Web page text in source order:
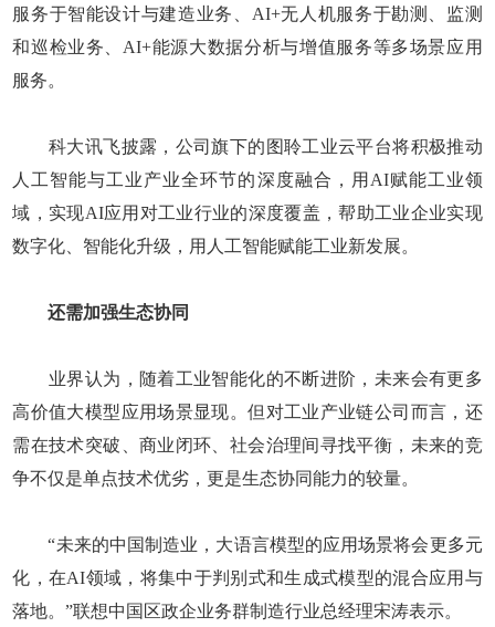
服务于智能设计与建造业务、AI+无人机服务于勘测、监测
和巡检业务、AI+能源大数据分析与增值服务等多场景应用
服务。
科大讯飞披露，公司旗下的图聆工业云平台将积极推动
人工智能与工业产业全环节的深度融合，用AI赋能工业领
域，实现AI应用对工业行业的深度覆盖，帮助工业企业实现
数字化、智能化升级，用人工智能赋能工业新发展。
还需加强生态协同
业界认为，随着工业智能化的不断进阶，未来会有更多
高价值大模型应用场景显现。但对工业产业链公司而言，还
需在技术突破、商业闭环、社会治理间寻找平衡，未来的竞
争不仅是单点技术优劣，更是生态协同能力的较量。
“未来的中国制造业，大语言模型的应用场景将会更多元
化，在AI领域，将集中于判别式和生成式模型的混合应用与
落地。”联想中国区政企业务群制造行业总经理宋涛表示。